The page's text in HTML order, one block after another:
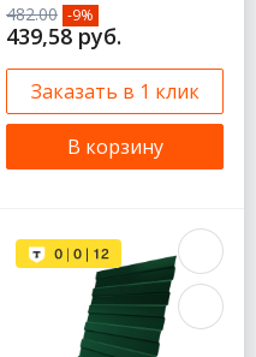
482.00 -9%
439,58 руб.
Заказать в 1 клик
В корзину